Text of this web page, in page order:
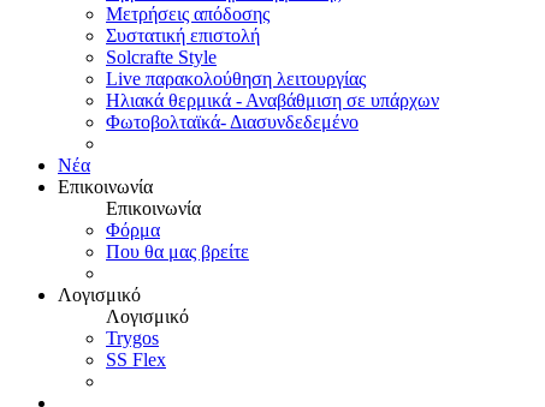
Μετρήσεις απόδοσης
Συστατική επιστολή
Solcrafte Style
Live παρακολούθηση λειτουργίας
Ηλιακά θερμικά - Αναβάθμιση σε υπάρχων
Φωτοβολταϊκά- Διασυνδεδεμένο
Νέα
Επικοινωνία
Επικοινωνία
Φόρμα
Που θα μας βρείτε
Λογισμικό
Λογισμικό
Trygos
SS Flex